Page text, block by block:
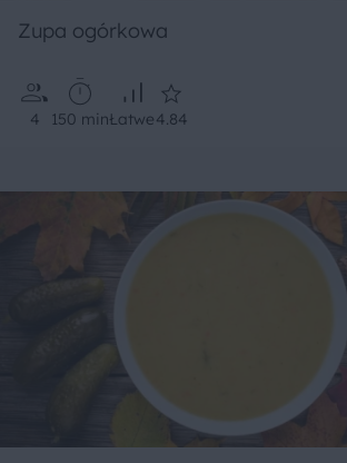
Zupa ogórkowa
4 150 minŁatwe4.84